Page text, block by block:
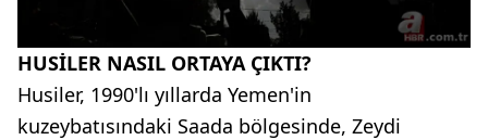
HUSİLER NASIL ORTAYA ÇIKTI?
Husiler, 1990'lı yıllarda Yemen'in
kuzeybatısındaki Saada bölgesinde, Zeydi